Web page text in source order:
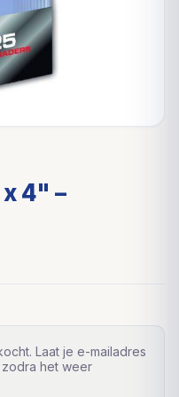
4" –
Laat je e-mailadres
het weer